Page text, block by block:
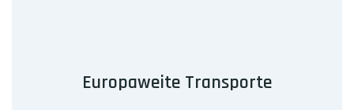
Europaweite Transporte